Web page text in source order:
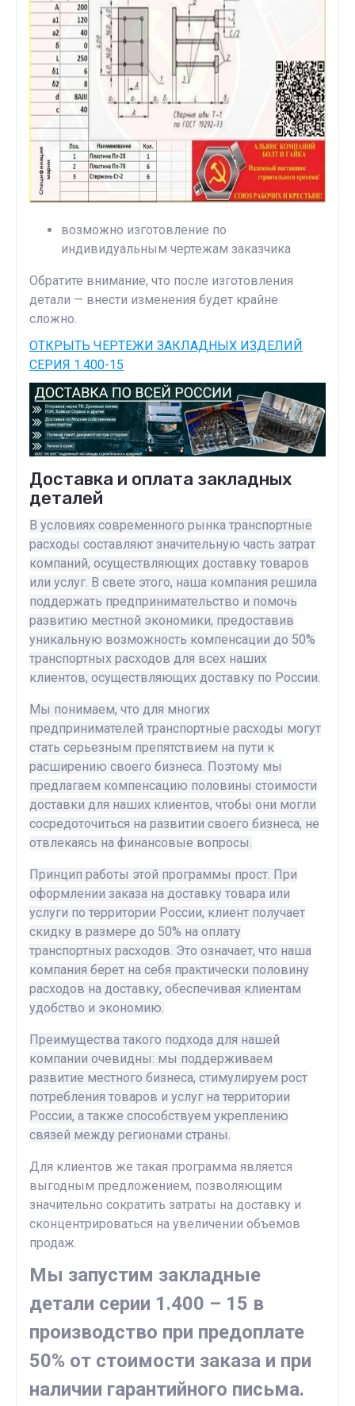
возможно изготовление по
индивидуальным чертежам заказчика
Обратите внимание, что после изготовления
детали — внести изменения будет крайне
сложно.
ОТКРЫТЬ ЧЕРТЕЖИ ЗАКЛАДНЫХ ИЗДЕЛИЙ
СЕРИЯ 1.400-15
Доставка и оплата закладных
деталей
В условиях современного рынка транспортные
расходы составляют значительную часть затрат
компаний, осуществляющих доставку товаров
или услуг. В свете этого, наша компания решила
поддержать предпринимательство и помочь
развитию местной экономики, предоставив
уникальную возможность компенсации до 50%
транспортных расходов для всех наших
клиентов, осуществляющих доставку по России.
Мы понимаем, что для многих
предпринимателей транспортные расходы могут
стать серьезным препятствием на пути к
расширению своего бизнеса. Поэтому мы
предлагаем компенсацию половины стоимости
доставки для наших клиентов, чтобы они могли
сосредоточиться на развитии своего бизнеса, не
отвлекаясь на финансовые вопросы.
Принцип работы этой программы прост. При
оформлении заказа на доставку товара или
услуги по территории России, клиент получает
скидку в размере до 50% на оплату
транспортных расходов. Это означает, что наша
компания берет на себя практически половину
расходов на доставку, обеспечивая клиентам
удобство и экономию.
Преимущества такого подхода для нашей
компании очевидны: мы поддерживаем
развитие местного бизнеса, стимулируем рост
потребления товаров и услуг на территории
России, а также способствуем укреплению
связей между регионами страны.
Для клиентов же такая программа является
выгодным предложением, позволяющим
значительно сократить затраты на доставку и
сконцентрироваться на увеличении объемов
продаж.
Мы запустим закладные
детали серии 1.400 – 15 в
производство при предоплате
50% от стоимости заказа и при
наличии гарантийного письма.